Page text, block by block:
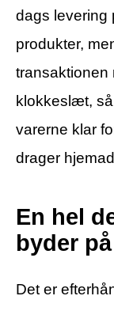
dags levering
produkter,
transaktionen
klokkeslæt,
varerne klar
drager
En hel
byder
Det er